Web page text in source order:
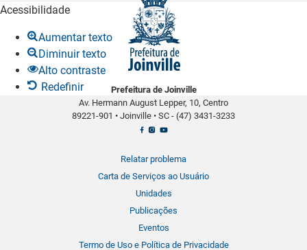
Prefeitura de Joinville
Av. Hermann August Lepper, 10, Centro
89221-901 • Joinville • SC - (47) 3431-3233
Relatar problema
Carta de Serviços ao Usuário
Unidades
Publicações
Eventos
Termo de Uso e Política de Privacidade
b
Acessibilidade
Aumentar texto
Diminuir texto
Alto contraste
Redefinir